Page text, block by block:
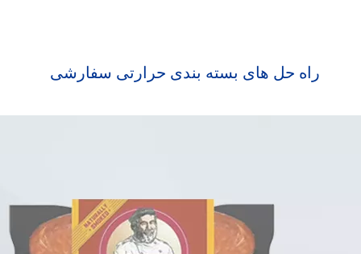
راه حل های بسته بندی حرارتی سفارشی